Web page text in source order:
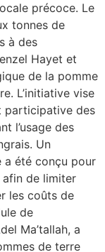
précoce. Le
tonnes de
à des
Hayet et
de la pomme
L’initiative vise
participative des
l’usage des
Un
a été conçu pour
afin de limiter
les coûts de
de
Ma’tallah, a
de terre